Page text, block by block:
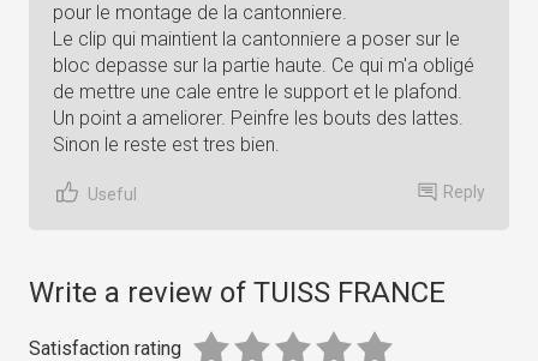
pour le montage de la cantonniere.
Le clip qui maintient la cantonniere a poser sur le
bloc depasse sur la partie haute. Ce qui m'a obligé
de mettre une cale entre le support et le plafond.
Un point a ameliorer. Peinfre les bouts des lattes.
Sinon le reste est tres bien.
Useful Reply
Write a review of TUISS FRANCE
Satisfaction rating